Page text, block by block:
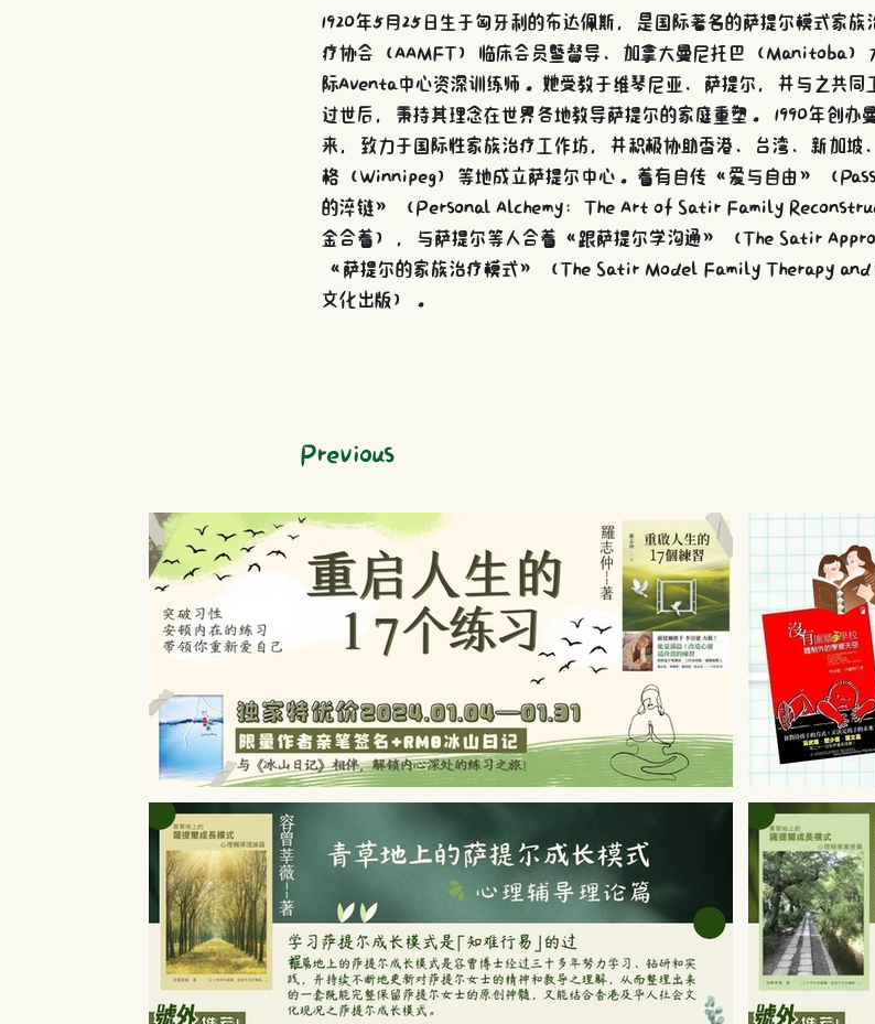
1920年5月25日生于匈牙利的布达佩斯，是国际著名的萨提尔模式家
疗协会（AAMFT）临床会员暨督导、加拿大曼尼托巴（Manitoba）
际Aventa中心资深训练师。她受教于维琴尼亚．萨提尔，并与之共同
过世后，秉持其理念在世界各地教导萨提尔的家庭重塑。 1990年创办
来，致力于国际性家族治疗工作坊，并积极协助香港、台湾、新加坡
格（Winnipeg）等地成立萨提尔中心。着有自传《爱与自由》（
的淬链》（Personal Alchemy：The Art of Satir Family
金合着），与萨提尔等人合着《跟萨提尔学沟通》（The Satir
《萨提尔的家族治疗模式》（The Satir Model Family Therapy
文化出版）。
Previous